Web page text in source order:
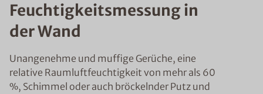
Feuchtigkeitsmessung in
der Wand
Unangenehme und muffige Gerüche, eine
relative Raumluftfeuchtigkeit von mehr als 60
%, Schimmel oder auch bröckelnder Putz und